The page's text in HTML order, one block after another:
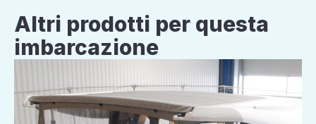
Altri prodotti per questa
imbarcazione